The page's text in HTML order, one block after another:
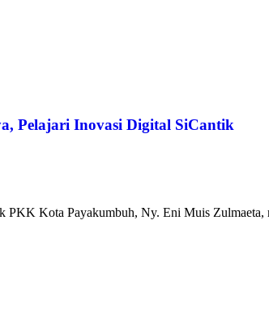
Pelajari Inovasi Digital SiCantik
PKK Kota Payakumbuh, Ny. Eni Muis